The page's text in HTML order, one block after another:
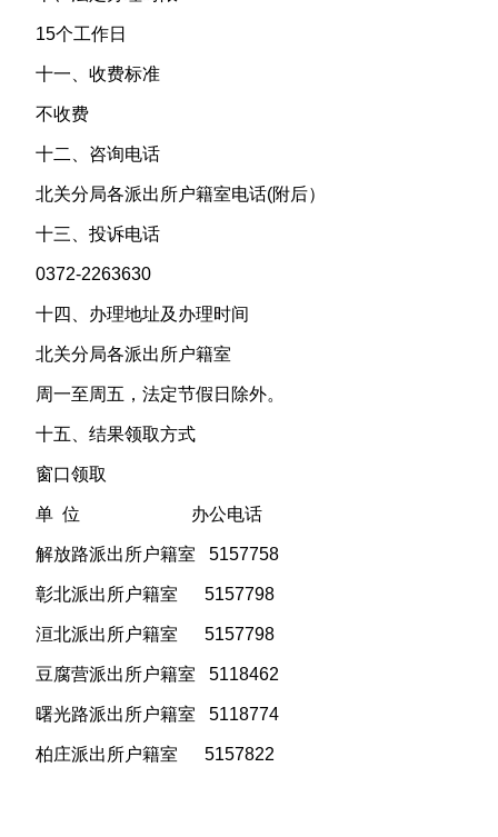
15个工作日
十一、收费标准
不收费
十二、咨询电话
北关分局各派出所户籍室电话(附后）
十三、投诉电话
0372-2263630
十四、办理地址及办理时间
北关分局各派出所户籍室
周一至周五，法定节假日除外。
十五、结果领取方式
窗口领取
单 位 办公电话
解放路派出所户籍室 5157758
彰北派出所户籍室 5157798
洹北派出所户籍室 5157798
豆腐营派出所户籍室 5118462
曙光路派出所户籍室 5118774
柏庄派出所户籍室 5157822